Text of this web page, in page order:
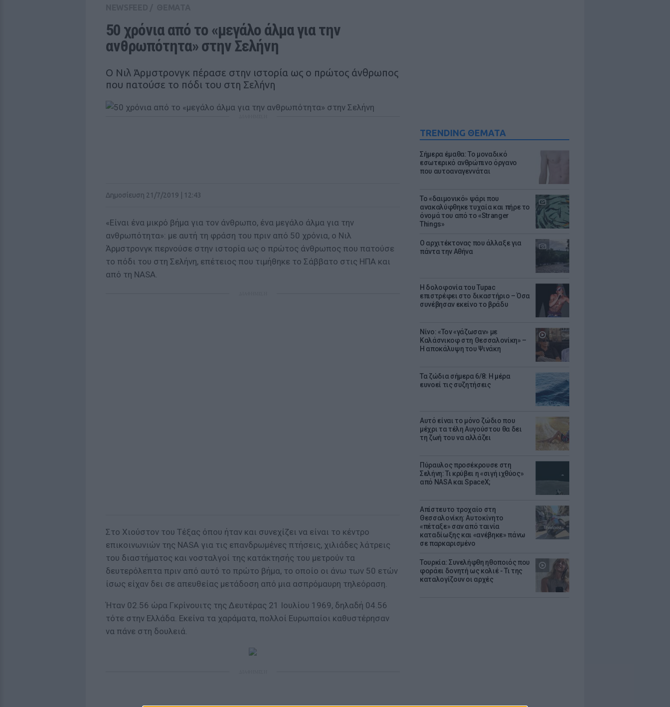
TRENDING ΘΕΜΑΤΑ
Σήμερα έμαθα: Το μοναδικό
εσωτερικό ανθρώπινο όργανο
που αυτοαναγεννάται
Το «δαιμονικό» ψάρι που
ανακαλύφθηκε τυχαία και πήρε το
όνομά του από το «Stranger
Things»
Ο αρχιτέκτονας που άλλαξε για
πάντα την Αθήνα
Η δολοφονία του Tupac
επιστρέφει στο δικαστήριο – Όσα
συνέβησαν εκείνο το βράδυ
Νίνο: «Τον «γάζωσαν» με
Καλάσνικοφ στη Θεσσαλονίκη» –
Η αποκάλυψη του Ψινάκη
Τα ζώδια σήμερα 6/8: Η μέρα
ευνοεί τις συζητήσεις
Αυτό είναι το μόνο ζώδιο που
μέχρι τα τέλη Αυγούστου θα δει
τη ζωή του να αλλάζει
Πύραυλος προσέκρουσε στη
Σελήνη: Τι κρύβει η «σιγή ιχθύος»
από NASA και SpaceX;
Απίστευτο τροχαίο στη
Θεσσαλονίκη: Αυτοκίνητο
«πέταξε» σαν από ταινία
καταδίωξης και «ανέβηκε» πάνω
σε παρκαρισμένο
Τουρκία: Συνελήφθη ηθοποιός που
φοράει δoνητή ως κολιέ - Τι της
καταλογίζουν οι αρχές
50 χρόνια από το «μεγάλο άλμα για την
ανθρωπότητα» στην Σελήνη
Ο Νιλ Άρμστρονγκ πέρασε στην ιστορία ως ο πρώτος άνθρωπος
που πατούσε το πόδι του στη Σελήνη
Δημοσίευση 21/7/2019 | 12:43
«Είναι ένα μικρό βήμα για τον άνθρωπο, ένα μεγάλο άλμα για την
ανθρωπότητα»: με αυτή τη φράση του πριν από 50 χρόνια, ο Νιλ
Άρμστρονγκ περνούσε στην ιστορία ως ο πρώτος άνθρωπος που πατούσε
το πόδι του στη Σελήνη, επέτειος που τιμήθηκε το Σάββατο στις ΗΠΑ και
από τη NASA.
Στο Χιούστον του Τέξας όπου ήταν και συνεχίζει να είναι το κέντρο
επικοινωνιών της NASA για τις επανδρωμένες πτήσεις, χιλιάδες λάτρεις
του διαστήματος και νοσταλγοί της κατάκτησής του μετρούν τα
δευτερόλεπτα πριν από αυτό το πρώτο βήμα, το οποίο οι άνω των 50 ετών
ίσως είχαν δει σε απευθείας μετάδοση από μια ασπρόμαυρη τηλεόραση.
Ήταν 02.56 ώρα Γκρίνουιτς της Δευτέρας 21 Ιουλίου 1969, δηλαδή 04.56
τότε στην Ελλάδα. Εκείνα τα χαράματα, πολλοί Ευρωπαίοι καθυστέρησαν
να πάνε στη δουλειά.